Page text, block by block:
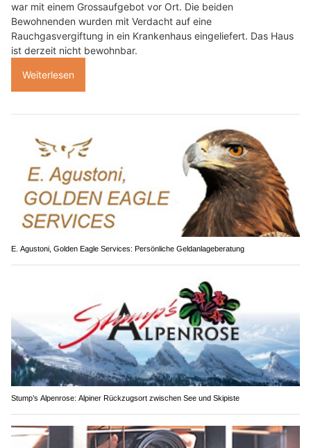
war mit einem Grossaufgebot vor Ort. Die beiden
Bewohnenden wurden mit Verdacht auf eine
Rauchgasvergiftung in ein Krankenhaus eingeliefert. Das Haus
ist derzeit nicht bewohnbar.
Weiterlesen
E. Agustoni, Golden Eagle Services: Persönliche Geldanlageberatung
Stump’s Alpenrose: Alpiner Rückzugsort zwischen See und Skipiste